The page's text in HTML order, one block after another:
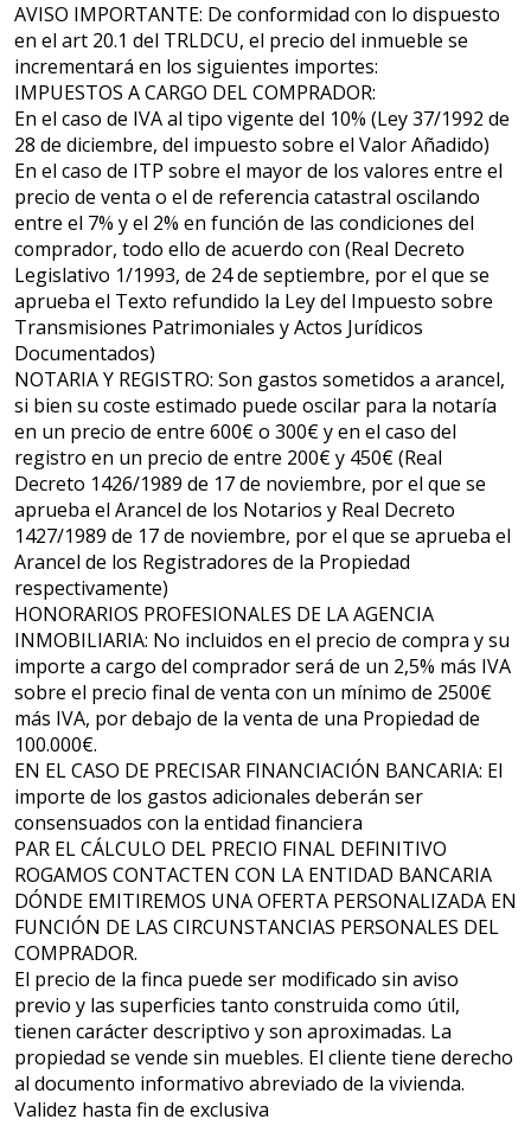
AVISO IMPORTANTE: De conformidad con lo dispuesto
en el art 20.1 del TRLDCU, el precio del inmueble se
incrementará en los siguientes importes:
IMPUESTOS A CARGO DEL COMPRADOR:
En el caso de IVA al tipo vigente del 10% (Ley 37/1992 de
28 de diciembre, del impuesto sobre el Valor Añadido)
En el caso de ITP sobre el mayor de los valores entre el
precio de venta o el de referencia catastral oscilando
entre el 7% y el 2% en función de las condiciones del
comprador, todo ello de acuerdo con (Real Decreto
Legislativo 1/1993, de 24 de septiembre, por el que se
aprueba el Texto refundido la Ley del Impuesto sobre
Transmisiones Patrimoniales y Actos Jurídicos
Documentados)
NOTARIA Y REGISTRO: Son gastos sometidos a arancel,
si bien su coste estimado puede oscilar para la notaría
en un precio de entre 600€ o 300€ y en el caso del
registro en un precio de entre 200€ y 450€ (Real
Decreto 1426/1989 de 17 de noviembre, por el que se
aprueba el Arancel de los Notarios y Real Decreto
1427/1989 de 17 de noviembre, por el que se aprueba el
Arancel de los Registradores de la Propiedad
respectivamente)
HONORARIOS PROFESIONALES DE LA AGENCIA
INMOBILIARIA: No incluidos en el precio de compra y su
importe a cargo del comprador será de un 2,5% más IVA
sobre el precio final de venta con un mínimo de 2500€
más IVA, por debajo de la venta de una Propiedad de
100.000€.
EN EL CASO DE PRECISAR FINANCIACIÓN BANCARIA: El
importe de los gastos adicionales deberán ser
consensuados con la entidad financiera
PAR EL CÁLCULO DEL PRECIO FINAL DEFINITIVO
ROGAMOS CONTACTEN CON LA ENTIDAD BANCARIA
DÓNDE EMITIREMOS UNA OFERTA PERSONALIZADA EN
FUNCIÓN DE LAS CIRCUNSTANCIAS PERSONALES DEL
COMPRADOR.
El precio de la finca puede ser modificado sin aviso
previo y las superficies tanto construida como útil,
tienen carácter descriptivo y son aproximadas. La
propiedad se vende sin muebles. El cliente tiene derecho
al documento informativo abreviado de la vivienda.
Validez hasta fin de exclusiva